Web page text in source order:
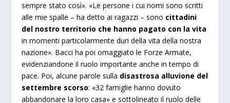
sempre stato così». «Le persone i cui nomi sono scritti
alle mie spalle – ha detto ai ragazzi – sono cittadini
del nostro territorio che hanno pagato con la vita
in momenti particolarmente duri della vita della nostra
nazione». Bacci ha poi omaggiato le Forze Armate,
evidenziandone il ruolo importante anche in tempo di
pace. Poi, alcune parole sulla disastrosa alluvione del
settembre scorso: «32 famiglie hanno dovuto
abbandonare la loro casa» e sottolineato il ruolo delle